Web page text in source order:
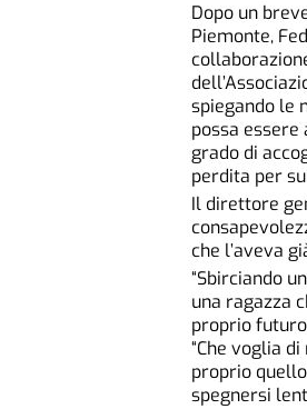
Dopo un
Piemonte,
spiegando le
possa
grado di
perdita per
Il direttore
che l’aveva
“Sbirciando
una ragazza
proprio
“Che voglia
proprio
spegnersi